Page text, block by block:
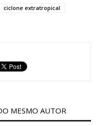
ciclone extratropical
MESMO AUTOR